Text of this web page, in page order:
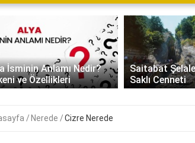
Şelalesi Bursa’nın
Cenneti
Falda Denizatı
Anlama Gelir?
Nerede Cizre Nerede